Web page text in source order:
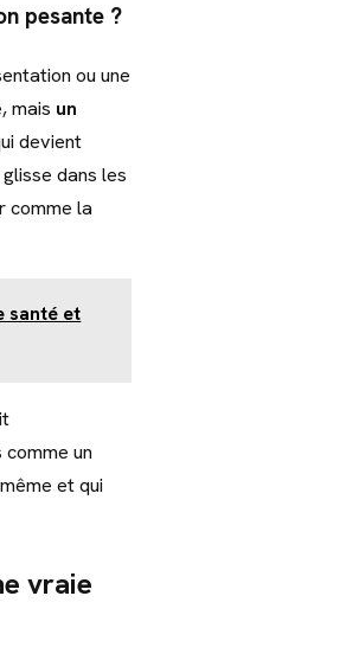
pesante ?
ou une
mais un
devient
dans les
comme la
santé et
un
et qui
vraie